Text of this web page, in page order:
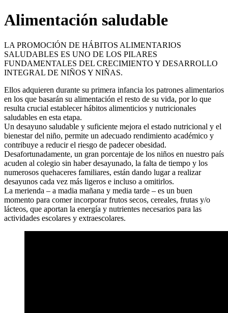
Alimentación saludable
LA PROMOCIÓN DE HÁBITOS ALIMENTARIOS
SALUDABLES ES UNO DE LOS PILARES
FUNDAMENTALES DEL CRECIMIENTO Y DESARROLLO
INTEGRAL DE NIÑOS Y NIÑAS.
Ellos adquieren durante su primera infancia los patrones alimentarios
en los que basarán su alimentación el resto de su vida, por lo que
resulta crucial establecer hábitos alimenticios y nutricionales
saludables en esta etapa.
Un desayuno saludable y suficiente mejora el estado nutricional y el
bienestar del niño, permite un adecuado rendimiento académico y
contribuye a reducir el riesgo de padecer obesidad.
Desafortunadamente, un gran porcentaje de los niños en nuestro país
acuden al colegio sin haber desayunado, la falta de tiempo y los
numerosos quehaceres familiares, están dando lugar a realizar
desayunos cada vez más ligeros e incluso a omitirlos.
La merienda – a madia mañana y media tarde – es un buen
momento para comer incorporar frutos secos, cereales, frutas y/o
lácteos, que aportan la energía y nutrientes necesarios para las
actividades escolares y extraescolares.